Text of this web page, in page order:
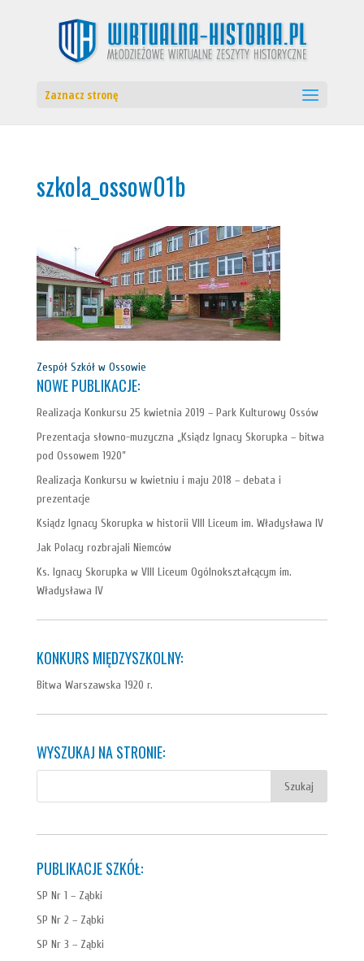
Zaznacz stronę
szkola_ossow01b
Zespół Szkół w Ossowie
NOWE PUBLIKACJE:
Realizacja Konkursu 25 kwietnia 2019 – Park Kulturowy Ossów
Prezentacja słowno-muzyczna „Ksiądz Ignacy Skorupka – bitwa
pod Ossowem 1920”
Realizacja Konkursu w kwietniu i maju 2018 – debata i
prezentacje
Ksiądz Ignacy Skorupka w historii VIII Liceum im. Władysława IV
Jak Polacy rozbrajali Niemców
Ks. Ignacy Skorupka w VIII Liceum Ogólnokształcącym im.
Władysława IV
KONKURS MIĘDZYSZKOLNY:
Bitwa Warszawska 1920 r.
WYSZUKAJ NA STRONIE:
PUBLIKACJE SZKÓŁ:
SP Nr 1 – Ząbki
SP Nr 2 – Ząbki
SP Nr 3 – Ząbki